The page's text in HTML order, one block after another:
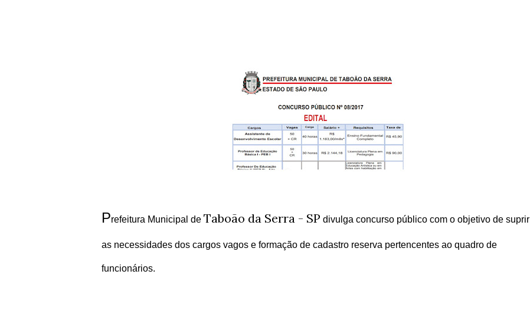
Prefeitura Municipal de Taboão da Serra - SP divulga concurso público com o objetivo de suprir
as necessidades dos cargos vagos e formação de cadastro reserva pertencentes ao quadro de
funcionários.